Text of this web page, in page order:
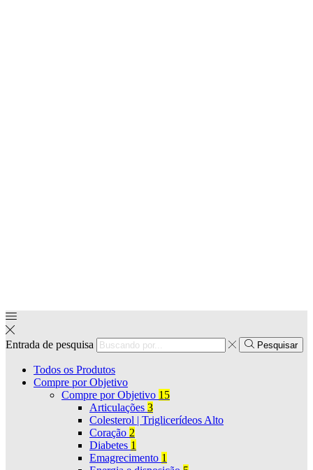
Entrada de pesquisa Pesquisar
Todos os Produtos
Compre por Objetivo
Compre por Objetivo 15
Articulações 3
Colesterol | Triglicerídeos Alto
Coração 2
Diabetes 1
Emagrecimento 1